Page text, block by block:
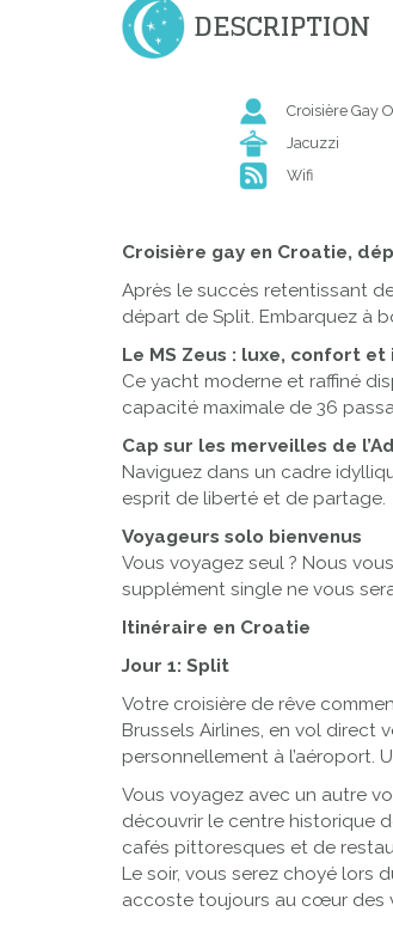
DESCRIPTION
Croisière Gay
Jacuzzi
Wifi
Croisière gay en Croatie,
Après le succès retentissant
départ de Split. Embarquez à
Le MS Zeus : luxe, confort
Ce yacht moderne et raffiné
capacité maximale de 36
Cap sur les merveilles de
Naviguez dans un cadre
esprit de liberté et de partage.
Voyageurs solo bienvenus
Vous voyagez seul ? Nous
supplément single ne vous
Itinéraire en Croatie
Jour 1: Split
Votre croisière de rêve
Brussels Airlines, en vol direct
personnellement à l’aéroport.
Vous voyagez avec un autre
découvrir le centre historique
cafés pittoresques et de
Le soir, vous serez choyé lors
accoste toujours au cœur des